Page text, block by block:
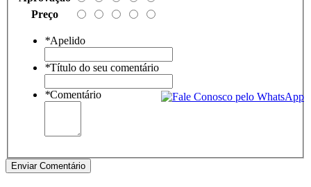
Preço
*Apelido
*Título do seu comentário
*Comentário
Enviar Comentário